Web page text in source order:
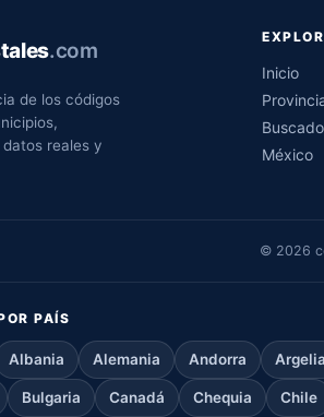
.com
de los códigos
reales y
Inicio
México
© 2026
PAÍS
Albania Alemania Andorra Argelia
Bulgaria Canadá Chequia Chile